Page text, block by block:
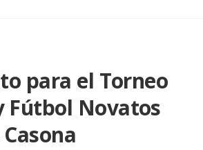
para el Torneo
Fútbol Novatos